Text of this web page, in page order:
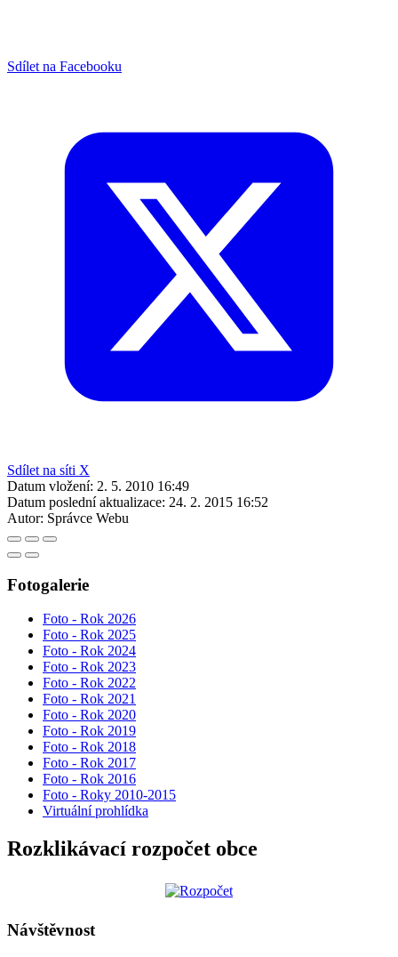
Sdílet na Facebooku
Sdílet na síti X
Datum vložení: 2. 5. 2010 16:49
Datum poslední aktualizace: 24. 2. 2015 16:52
Autor: Správce Webu
Fotogalerie
Foto - Rok 2026
Foto - Rok 2025
Foto - Rok 2024
Foto - Rok 2023
Foto - Rok 2022
Foto - Rok 2021
Foto - Rok 2020
Foto - Rok 2019
Foto - Rok 2018
Foto - Rok 2017
Foto - Rok 2016
Foto - Roky 2010-2015
Virtuální prohlídka
Rozklikávací rozpočet obce
Návštěvnost